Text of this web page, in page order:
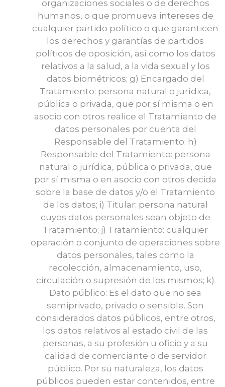
organizaciones sociales o de derechos
humanos, o que promueva intereses de
cualquier partido político o que garanticen
los derechos y garantías de partidos
políticos de oposición, así como los datos
relativos a la salud, a la vida sexual y los
datos biométricos; g) Encargado del
Tratamiento: persona natural o jurídica,
pública o privada, que por sí misma o en
asocio con otros realice el Tratamiento de
datos personales por cuenta del
Responsable del Tratamiento; h)
Responsable del Tratamiento: persona
natural o jurídica, pública o privada, que
por sí misma o en asocio con otros decida
sobre la base de datos y/o el Tratamiento
de los datos; i) Titular: persona natural
cuyos datos personales sean objeto de
Tratamiento; j) Tratamiento: cualquier
operación o conjunto de operaciones sobre
datos personales, tales como la
recolección, almacenamiento, uso,
circulación o supresión de los mismos; k)
Dato público: Es el dato que no sea
semiprivado, privado o sensible. Son
considerados datos públicos, entre otros,
los datos relativos al estado civil de las
personas, a su profesión u oficio y a su
calidad de comerciante o de servidor
público. Por su naturaleza, los datos
públicos pueden estar contenidos, entre